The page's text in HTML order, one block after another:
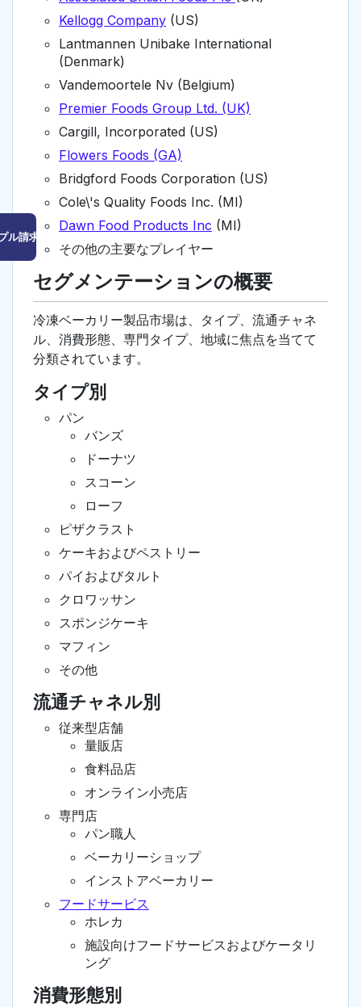
ル請求はこちら
Kellogg Company (US)
Lantmannen Unibake International
(Denmark)
Vandemoortele Nv (Belgium)
Premier Foods Group Ltd. (UK)
Cargill, Incorporated (US)
Flowers Foods (GA)
Bridgford Foods Corporation (US)
Cole\'s Quality Foods Inc. (MI)
Dawn Food Products Inc (MI)
その他の主要なプレイヤー
セグメンテーションの概要
冷凍ベーカリー製品市場は、タイプ、流通チャネ
ル、消費形態、専門タイプ、地域に焦点を当てて
分類されています。
タイプ別
パン
バンズ
ドーナツ
スコーン
ローフ
ピザクラスト
ケーキおよびペストリー
パイおよびタルト
クロワッサン
スポンジケーキ
マフィン
その他
流通チャネル別
従来型店舗
量販店
食料品店
オンライン小売店
専門店
パン職人
ベーカリーショップ
インストアベーカリー
フードサービス
ホレカ
施設向けフードサービスおよびケータリ
ング
消費形態別